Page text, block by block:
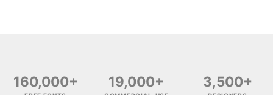
160,000+ 19,000+ 3,500+